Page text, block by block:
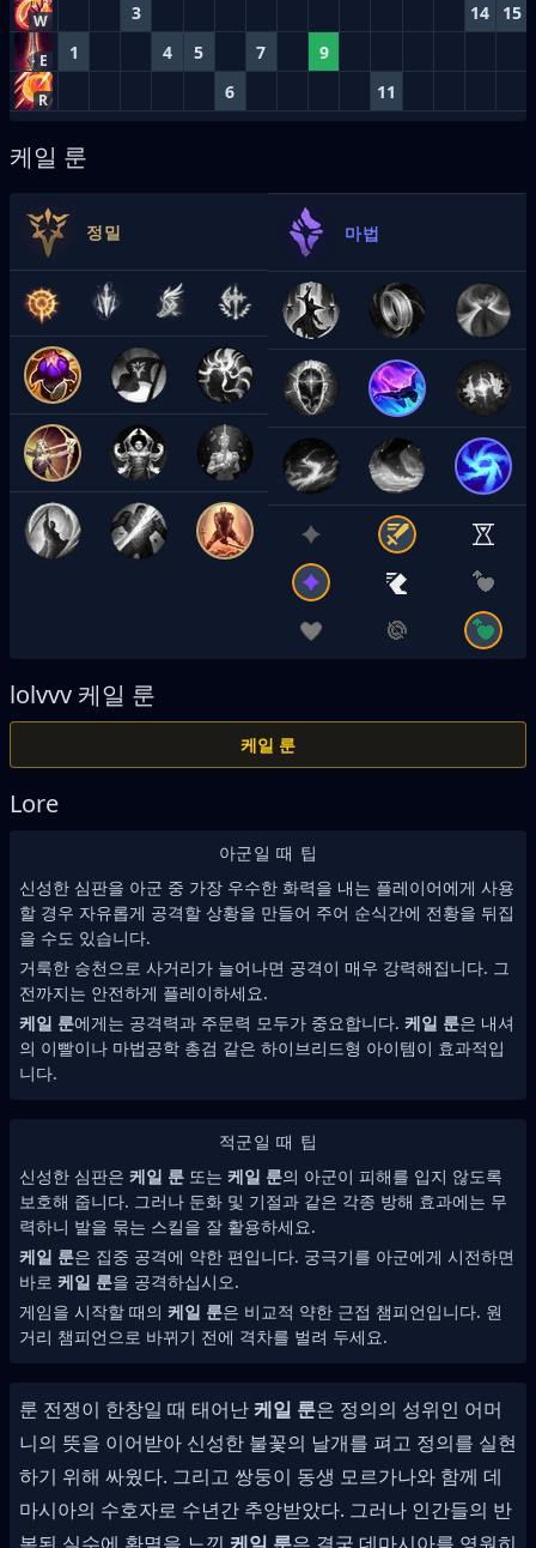
W 3 14 15
E 1 4 5 7 9
R 6 11
케일 룬
정밀 마법
lolvvv 케일 룬
케일 룬
Lore
아군일 때 팁
신성한 심판을 아군 중 가장 우수한 화력을 내는 플레이어에게 사용
할 경우 자유롭게 공격할 상황을 만들어 주어 순식간에 전황을 뒤집
을 수도 있습니다.
거룩한 승천으로 사거리가 늘어나면 공격이 매우 강력해집니다. 그
전까지는 안전하게 플레이하세요.
케일 룬에게는 공격력과 주문력 모두가 중요합니다. 케일 룬은 내셔
의 이빨이나 마법공학 총검 같은 하이브리드형 아이템이 효과적입
니다.
적군일 때 팁
신성한 심판은 케일 룬 또는 케일 룬의 아군이 피해를 입지 않도록
보호해 줍니다. 그러나 둔화 및 기절과 같은 각종 방해 효과에는 무
력하니 발을 묶는 스킬을 잘 활용하세요.
케일 룬은 집중 공격에 약한 편입니다. 궁극기를 아군에게 시전하면
바로 케일 룬을 공격하십시오.
게임을 시작할 때의 케일 룬은 비교적 약한 근접 챔피언입니다. 원
거리 챔피언으로 바뀌기 전에 격차를 벌려 두세요.
룬 전쟁이 한창일 때 태어난케일 룬은 정의의 성위인 어머
니의 뜻을 이어받아 신성한 불꽃의 날개를 펴고 정의를 실현
하기 위해 싸웠다. 그리고 쌍둥이 동생 모르가나와 함께 데
마시아의 수호자로 수년간 추앙받았다. 그러나 인간들의 반